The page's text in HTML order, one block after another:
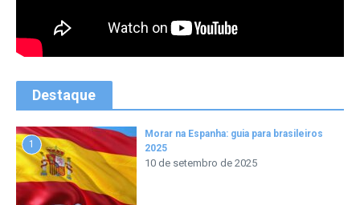
Destaque
1
Morar na Espanha: guia para brasileiros
2025
10 de setembro de 2025